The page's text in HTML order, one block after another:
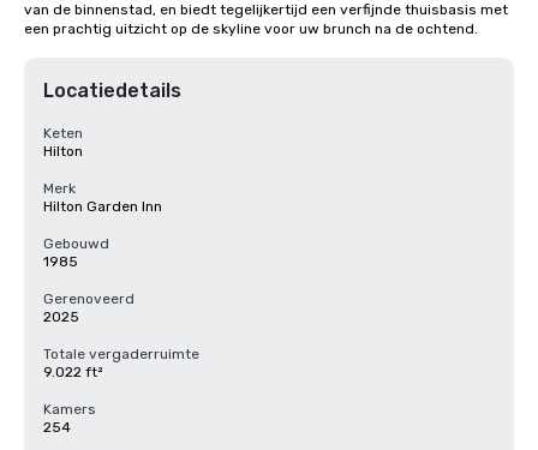
van de binnenstad, en biedt tegelijkertijd een verfijnde thuisbasis met
een prachtig uitzicht op de skyline voor uw brunch na de ochtend.
Locatiedetails
Keten
Hilton
Merk
Hilton Garden Inn
Gebouwd
1985
Gerenoveerd
2025
Totale vergaderruimte
9.022 ft²
Kamers
254